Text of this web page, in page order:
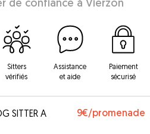
Sitters
vérifiés
Assistance
et aide
Paiement
sécurisé
SITTER A
9€/promenade